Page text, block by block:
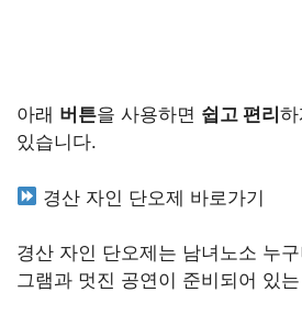
아래 버튼을 사용하면 쉽고 편리
있습니다.
경산 자인 단오제 바로가기
경산 자인 단오제는 남녀노소 누
그램과 멋진 공연이 준비되어 있